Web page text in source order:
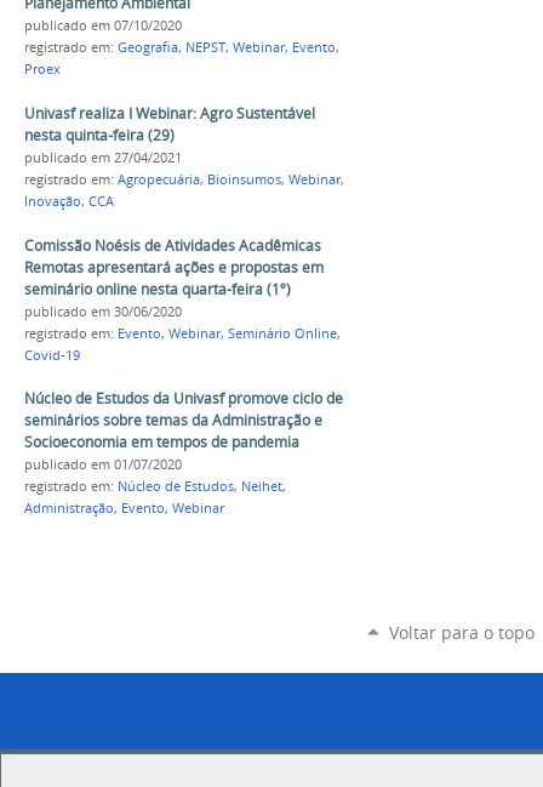
publicado em 07/10/2020
registrado em: Geografia, NEPST, Webinar, Evento,
Proex
Univasf realiza I Webinar: Agro Sustentável
nesta quinta-feira (29)
publicado em 27/04/2021
registrado em: Agropecuária, Bioinsumos, Webinar,
Inovação, CCA
Comissão Noésis de Atividades Acadêmicas
Remotas apresentará ações e propostas em
seminário online nesta quarta-feira (1º)
publicado em 30/06/2020
registrado em: Evento, Webinar, Seminário Online,
Covid-19
Núcleo de Estudos da Univasf promove ciclo de
seminários sobre temas da Administração e
Socioeconomia em tempos de pandemia
publicado em 01/07/2020
registrado em: Núcleo de Estudos, Neihet,
Administração, Evento, Webinar
Voltar para o topo